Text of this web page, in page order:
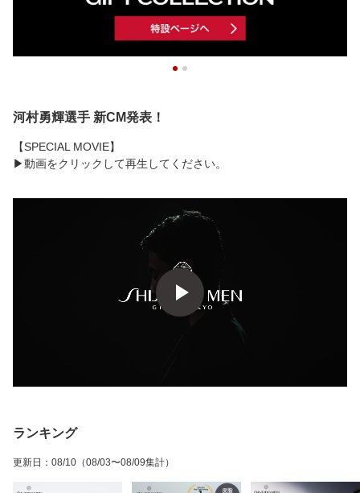
河村勇輝選手 新CM発表！
【SPECIAL MOVIE】
▶︎動画をクリックして再生してください。
ランキング
更新日 ： 08/10 （08/03〜08/09集計）